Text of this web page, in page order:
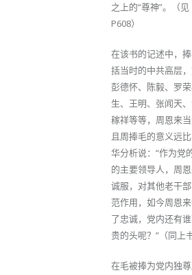
之上的“尊神”。（见
P608）
在该书的记述中，
括当时的中共高层，
彭德怀、陈毅、罗
生、王明、张闻天
稼祥等等，周恩来
且周捧毛的意义远
华分析说：“作为党
的主要领导人，周
诚服，对其他老干
范作用，如今周恩
了忠诚，党内还有
贵的头呢？”（同上
在毛被捧为党内独